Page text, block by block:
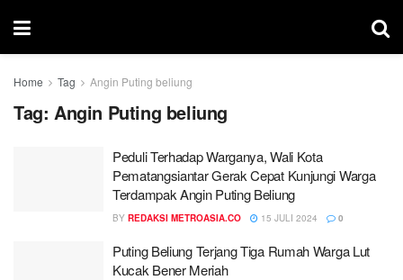
Home Tag Angin Puting beliung
Tag: Angin Puting beliung
Peduli Terhadap Warganya, Wali Kota
Pematangsiantar Gerak Cepat Kunjungi Warga
Terdampak Angin Puting Beliung
BY REDAKSI METROASIA.CO 15 JULI 2024 0
Puting Beliung Terjang Tiga Rumah Warga Lut
Kucak Bener Meriah